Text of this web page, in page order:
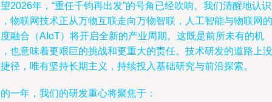
2026年，“重任千钧再出发”的号角已经吹响。我们清醒地认识
物联网技术正从万物互联走向万物智联，人工智能与物联网的
融合（AIoT）将开启全新的产业周期。这既是前所未有的机
也意味着更艰巨的挑战和更重大的责任。技术研发的道路上没
径，唯有坚持长期主义，持续投入基础研究与前沿探索。
一年，我们的研发重心将聚焦于：